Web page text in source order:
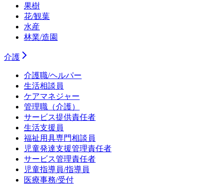
果樹
花/観葉
水産
林業/造園
介護
介護職/ヘルパー
生活相談員
ケアマネジャー
管理職（介護）
サービス提供責任者
生活支援員
福祉用具専門相談員
児童発達支援管理責任者
サービス管理責任者
児童指導員/指導員
医療事務/受付